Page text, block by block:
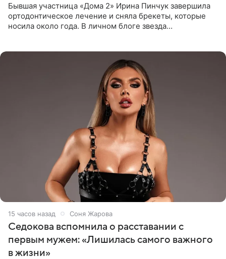
Бывшая участница «Дома 2» Ирина Пинчук завершила
ортодонтическое лечение и сняла брекеты, которые
носила около года. В личном блоге звезда
15 часов назад Соня Жарова
Седокова вспомнила о расставании с
первым мужем: «Лишилась самого важного
в жизни»